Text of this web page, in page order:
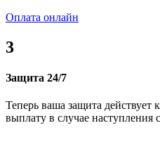
Оплата онлайн
3
Защита 24/7
Теперь ваша защита действует
выплату в случае наступления